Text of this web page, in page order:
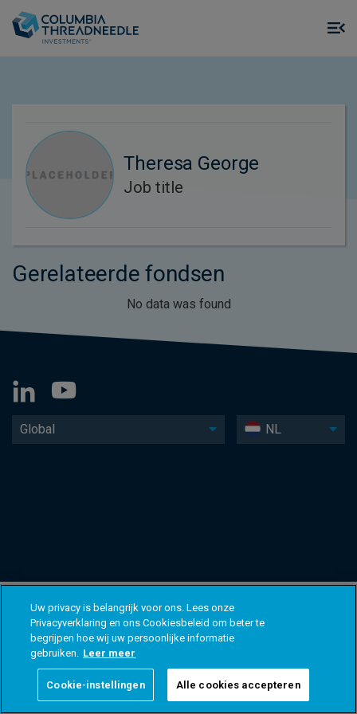
Theresa George
Job title
Gerelateerde fondsen
No data was found
Global NL
Uw privacy is belangrijk voor ons. Lees onze
Privacyverklaring en ons Cookiesbeleid om beter te
begrijpen hoe wij uw persoonlijke informatie
gebruiken. Leer meer
Cookie-instellingen Alle cookies accepteren